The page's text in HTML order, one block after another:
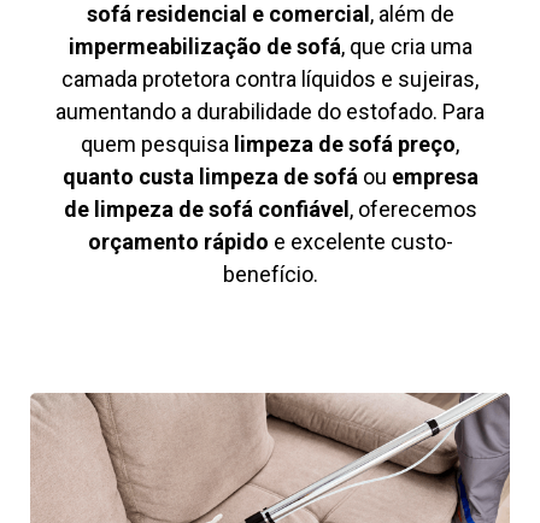
sofá residencial e comercial , além de
impermeabilização de sofá, que cria uma
camada protetora contra líquidos e sujeiras,
aumentando a durabilidade do estofado. Para
quem pesquisa limpeza de sofá preço,
quanto custa limpeza de sofáou empresa
de limpeza de sofá confiável , oferecemos
orçamento rápido e excelente custo-
benefício.